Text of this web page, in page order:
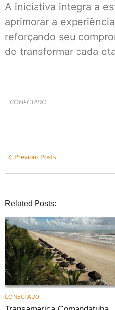
A iniciativa integra a
aprimorar a
reforçando seu
de transformar cada
CONECTADO
Previous Posts
Related Posts:
CONECTADO